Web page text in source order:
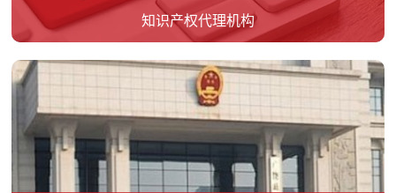
知识产权代理机构